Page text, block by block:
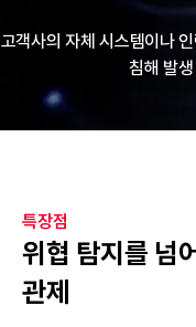
고객사의 자체 시스템이나
침해 발
특장점
위협 탐지를 넘
관제